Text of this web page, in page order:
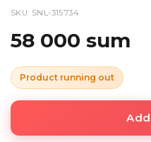
SKU: SNL-315734
58 000 sum
Product running out